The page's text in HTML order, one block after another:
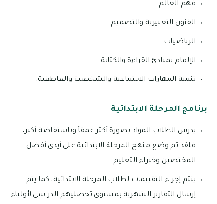
فهم العالم.
الفنون التعبيرية والتصميم.
الرياضيات.
الإلمام بمبادئ القراءة والكتابة.
تنمية المهارات الاجتماعية والشخصية والعاطفية.
برنامج المرحلة الابتدائية
يدرس الطلاب المواد بصورة أكثر عمقاً وباستفاضة أكبر،
فلقد تم وضع منهج المرحلة الابتدائية على أيدي أفضل
المختصين وخبراء التعليم.
ينتم إجراء التقييمات لطلاب المرحلة الابتدائية، كما يتم
إرسال التقارير الشهرية بمستوي تحصليهم الدراسي لأولياء